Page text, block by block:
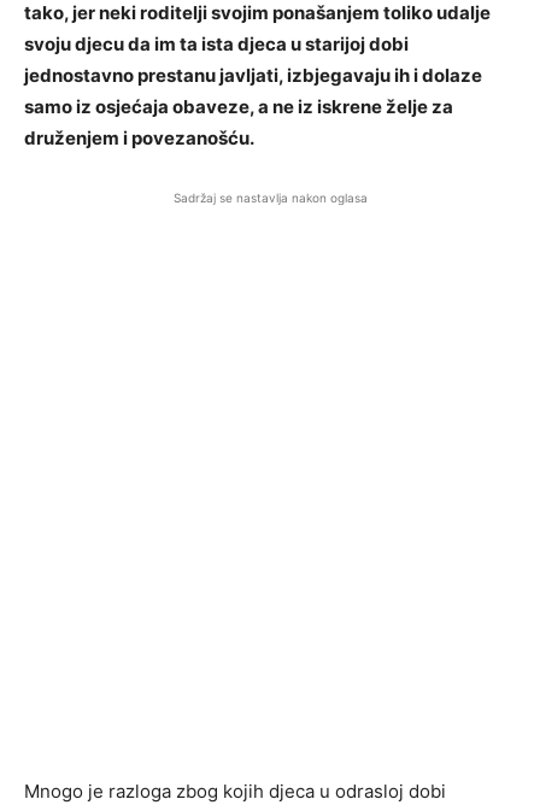
tako, jer neki roditelji svojim ponašanjem toliko udalje
svoju djecu da im ta ista djeca u starijoj dobi
jednostavno prestanu javljati, izbjegavaju ih i dolaze
samo iz osjećaja obaveze, a ne iz iskrene želje za
druženjem i povezanošću.
Sadržaj se nastavlja nakon oglasa
Mnogo je razloga zbog kojih djeca u odrasloj dobi